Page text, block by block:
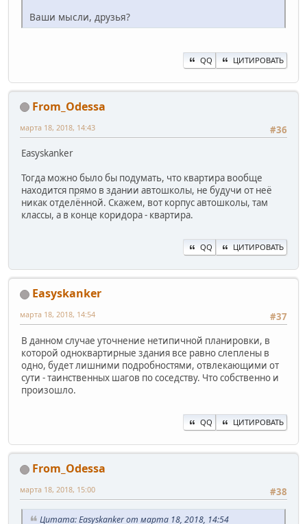
Ваши мысли, друзья?
QQ ЦИТИРОВАТЬ
From_Odessa
#36
марта 18, 2018, 14:43
Easyskanker
Тогда можно было бы подумать, что квартира вообще
находится прямо в здании автошколы, не будучи от неё
никак отделённой. Скажем, вот корпус автошколы, там
классы, а в конце коридора - квартира.
QQ ЦИТИРОВАТЬ
Easyskanker
#37
марта 18, 2018, 14:54
В данном случае уточнение нетипичной планировки, в
которой одноквартирные здания все равно слеплены в
одно, будет лишними подробностями, отвлекающими от
сути - таинственных шагов по соседству. Что собственно и
произошло.
QQ ЦИТИРОВАТЬ
From_Odessa
#38
марта 18, 2018, 15:00
Цитата: Easyskanker от марта 18, 2018, 14:54